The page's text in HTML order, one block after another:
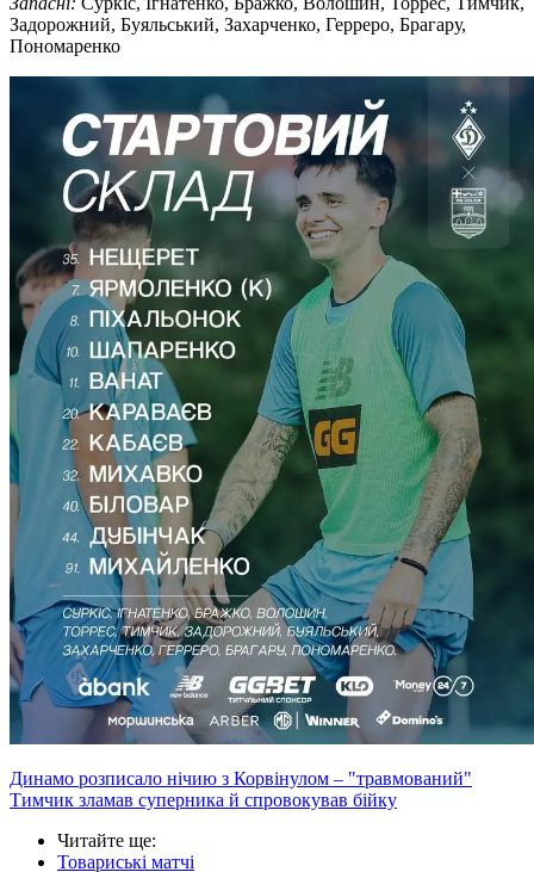
Задорожний, Буяльський, Захарченко, Герреро, Брагару,
Пономаренко
Динамо розписало нічию з Корвінулом – "травмований"
Тимчик зламав суперника й спровокував бійку
Читайте ще:
Товариські матчі